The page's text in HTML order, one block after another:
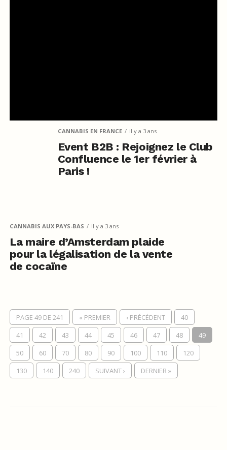
CANNABIS EN FRANCE il y a 3 ans
Event B2B : Rejoignez le Club
Confluence le 1er février à
Paris !
CANNABIS AUX PAYS-BAS il y a 3 ans
La maire d’Amsterdam plaide
pour la légalisation de la vente
de cocaïne
PAGE 49 DE 241 « PREMIER ‹ PRÉCÉDENT
40
41
42 43 44 45 46 47 48
49
50
60 70 80 90 100 110
120
130
140 240 SUIVANT › DERNIER »